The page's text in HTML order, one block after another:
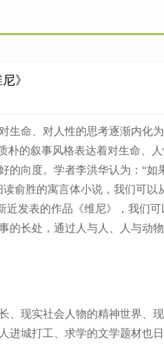
》
命、对人性的思考逐渐内化
朴的叙事风格表达着对生命
向度。学者李洪华认为：“
俞胜的寓言体小说，我们可
发表的作品《维尼》，我们
长处，通过人与人、人与
现实社会人物的精神世界、
城打工、求学的文学题材也